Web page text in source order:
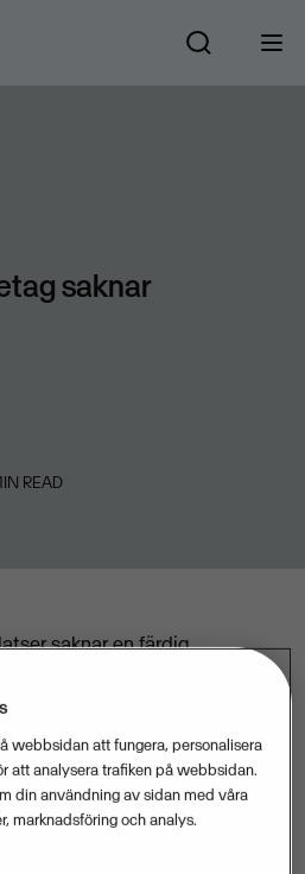
saknar
READ
saknar en färdig
besvarade enkäten uppger att
på deras
webbsidan att fungera, personalisera
att analysera trafiken på webbsidan.
din användning av sidan med våra
marknadsföring och analys.